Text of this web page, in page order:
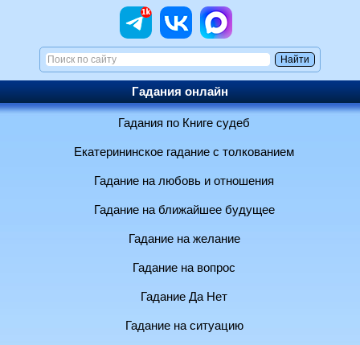
Гадания онлайн
Гадания по Книге судеб
Екатерининское гадание с толкованием
Гадание на любовь и отношения
Гадание на ближайшее будущее
Гадание на желание
Гадание на вопрос
Гадание Да Нет
Гадание на ситуацию